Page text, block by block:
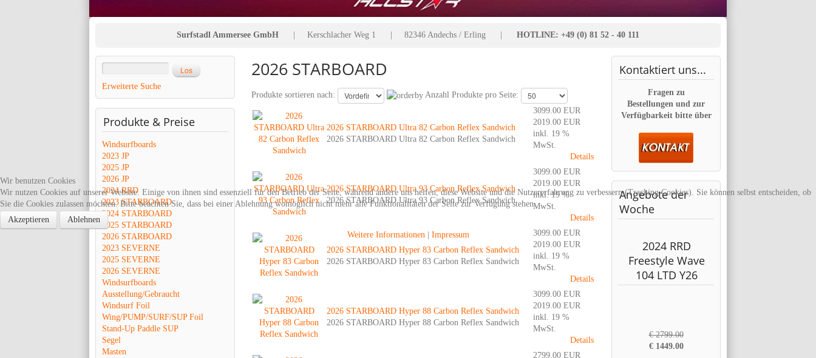
Surfstadl Ammersee GmbH | Kerschlacher Weg 1 | 82346 Andechs / Erling | HOTLINE: +49 (0) 81 52 - 40 111
Erweiterte Suche
Produkte & Preise
Windsurfboards
2023 JP
2025 JP
2026 JP
2024 RRD
2023 STARBOARD
2024 STARBOARD
2025 STARBOARD
2026 STARBOARD
2023 SEVERNE
2025 SEVERNE
2026 SEVERNE
Windsurfboards
Ausstellung/Gebraucht
Windsurf Foil
Wing/PUMP/SURF/SUP Foil
Stand-Up Paddle SUP
Segel
Masten
Kontaktiert uns...
Fragen zu
Bestellungen und zur
Verfügbarkeit bitte über
Angeboteder
Woche
2024 RRD
Freestyle Wave
104 LTD Y26
€ 2799.00
€ 1449.00
2026 STARBOARD
Produkte sortieren nach: Anzahl Produkte pro Seite:
2026 STARBOARD Ultra 82 Carbon Reflex Sandwich
2026 STARBOARD Ultra 82 Carbon Reflex Sandwich
3099.00 EUR
2019.00 EUR
inkl. 19 %
MwSt.
Details
2026 STARBOARD Ultra 93 Carbon Reflex Sandwich
2026 STARBOARD Ultra 93 Carbon Reflex Sandwich
3099.00 EUR
2019.00 EUR
inkl. 19 %
MwSt.
Details
2026 STARBOARD Hyper 83 Carbon Reflex Sandwich
2026 STARBOARD Hyper 83 Carbon Reflex Sandwich
3099.00 EUR
2019.00 EUR
inkl. 19 %
MwSt.
Details
2026 STARBOARD Hyper 88 Carbon Reflex Sandwich
2026 STARBOARD Hyper 88 Carbon Reflex Sandwich
3099.00 EUR
2019.00 EUR
inkl. 19 %
MwSt.
Details
2799.00 EUR
Wir benutzen Cookies
Wir nutzen Cookies auf unserer Website. Einige von ihnen sind essenziell für den Betrieb der Seite, während andere uns helfen, diese Website und die Nutzererfahrung zu verbessern (Tracking Cookies). Sie können selbst entscheiden, ob
Sie die Cookies zulassen möchten. Bitte beachten Sie, dass bei einer Ablehnung womöglich nicht mehr alle Funktionalitäten der Seite zur Verfügung stehen.
Akzeptieren
Ablehnen
Weitere Informationen| Impressum